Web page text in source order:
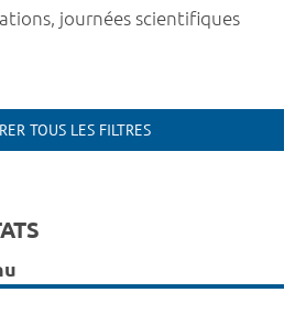
journées scientifiques
TOUS LES FILTRES